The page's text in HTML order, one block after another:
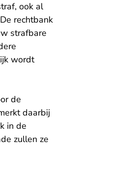
ook al
rechtbank
strafbare
wordt
de
daarbij
in de
zullen ze